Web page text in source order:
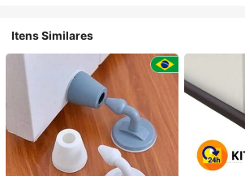
Itens Similares